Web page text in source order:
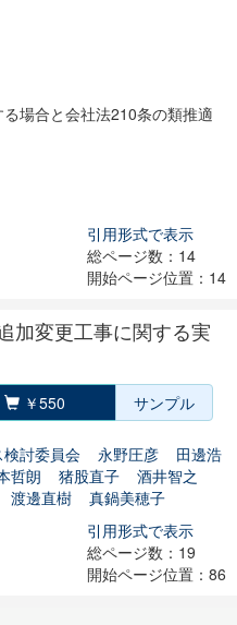
合と会社法210条の類推適
引用形式で表示
総ページ数：14
開始ページ位置：14
加変更工事に関する実
￥550 サンプル
討委員会 永野圧彦
田邊浩
哲朗 猪股直子
酒井智之
渡邊直樹 真鍋美穂子
引用形式で表示
総ページ数：19
開始ページ位置：86